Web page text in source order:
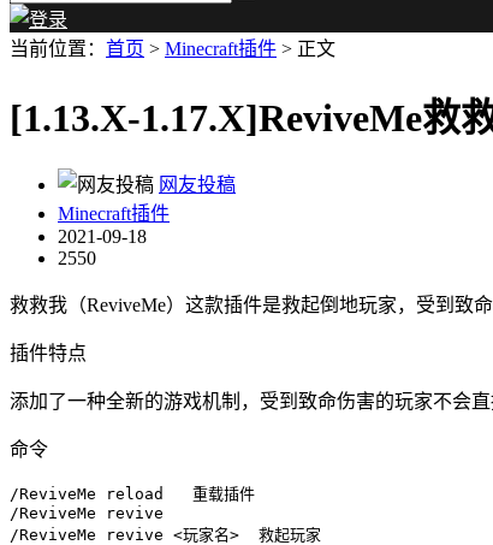
当前位置： 首页 > Minecraft插件 > 正文
[1.13.X-1.17.X]ReviveMe救
网友投稿
Minecraft插件
2021-09-18
2550
救救我（ReviveMe）这款插件是救起倒地玩家，受到致
插件特点
添加了一种全新的游戏机制，受到致命伤害的玩家不会
命令
/ReviveMe reload   重载插件
/ReviveMe revive
/ReviveMe revive <玩家名>  救起玩家